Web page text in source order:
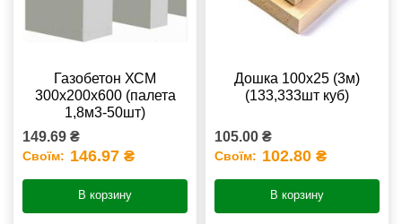
Газобетон ХСМ
300x200x600 (палета
1,8м3-50шт)
149.69 ₴
Своїм: 146.97 ₴
В корзину
Дошка 100х25 (3м)
(133,333шт куб)
105.00 ₴
Своїм: 102.80 ₴
В корзину